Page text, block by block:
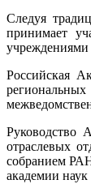
Следуя
принимает
учреждениями
Российская
Руководство
отраслевых
собранием
академии наук